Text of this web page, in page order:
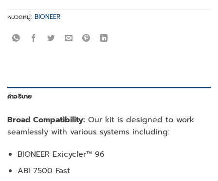
หมวดหมู่: BIONEER
คำอธิบาย
Broad Compatibility: Our kit is designed to work
seamlessly with various systems including:
BIONEER Exicycler™ 96
ABI 7500 Fast